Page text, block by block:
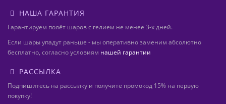
НАША ГАРАНТИЯ
Гарантируем полёт шаров с гелием не менее 3-х дней.
Если шары упадут раньше - мы оперативно заменим абсолютно
бесплатно, согласно условиям нашей гарантии
РАССЫЛКА
Подпишитесь на рассылку и получите промокод 15% на первую
покупку!